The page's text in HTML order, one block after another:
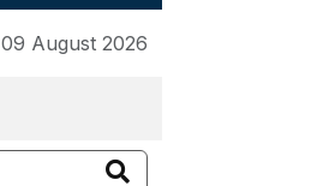
09 August 2026